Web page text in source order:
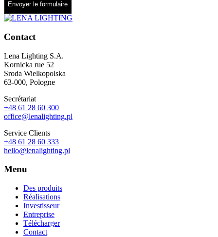
Envoyer le formulaire
Contact
Lena Lighting S.A.
Kornicka rue 52
Sroda Wielkopolska
63-000, Pologne
Secrétariat
+48 61 28 60 300
office@lenalighting.pl
Service Clients
+48 61 28 60 333
hello@lenalighting.pl
Menu
Des produits
Réalisations
Investisseur
Entreprise
Télécharger
Contact